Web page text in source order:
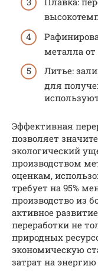
металла
Литье:
для
Эффективная
позволяет
экологический
производством
оценкам,
требует на 95%
производство из
активное
переработки не
природных
экономическую
затрат на